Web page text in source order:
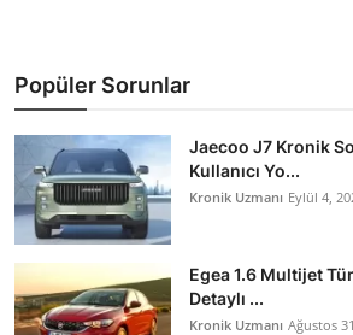
Popüler Sorunlar
Jaecoo J7 Kronik
Kullanıcı Yo...
Kronik Uzmanı Eylül 4,
Egea 1.6 Multijet
Detaylı ...
Kronik Uzmanı Ağustos